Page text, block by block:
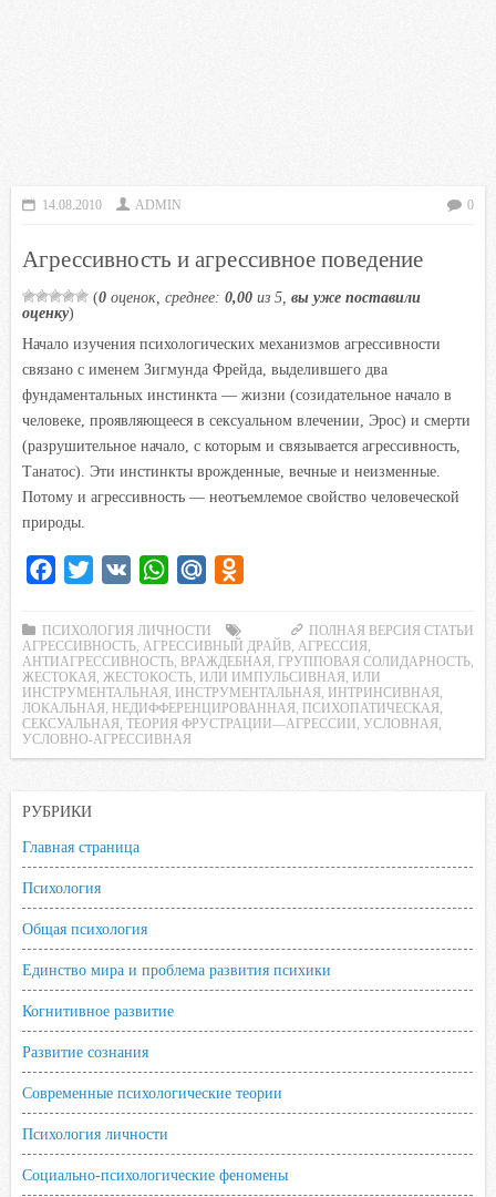
14.08.2010 ADMIN 0
Агрессивность и агрессивное поведение
(0 оценок, среднее: 0,00 из 5, вы уже поставили
оценку)
Начало изучения психологических механизмов агрессивности
связано с именем Зигмунда Фрейда, выделившего два
фундаментальных инстинкта — жизни (созидательное начало в
человеке, проявляющееся в сексуальном влечении, Эрос) и смерти
(разрушительное начало, с которым и связывается агрессивность,
Танатос). Эти инстинкты врожденные, вечные и неизменные.
Потому и агрессивность — неотъемлемое свойство человеческой
природы.
c
e
b
o
o
i
t
t
e
r
W
a
t
s
A
p
i
l
.
R
o
k
l
i
ПОЛНАЯ ВЕРСИЯ СТАТЬИ
ПСИХОЛОГИЯ ЛИЧНОСТИ
АГРЕССИВНОСТЬ АГРЕССИВНЫЙ ДРАЙВ АГРЕССИЯ
АНТИАГРЕССИВНОСТЬ
ВРАЖДЕБНАЯ ГРУППОВАЯ СОЛИДАРНОСТЬ
ЖЕСТОКАЯ
ЖЕСТОКОСТЬ ИЛИ ИМПУЛЬСИВНАЯ
ИЛИ
ИНСТРУМЕНТАЛЬНАЯ
ИНСТРУМЕНТАЛЬНАЯ ИНТРИНСИВНАЯ
ЛОКАЛЬНАЯ
НЕДИФФЕРЕНЦИРОВАННАЯ ПСИХОПАТИЧЕСКАЯ
СЕКСУАЛЬНАЯ
ТЕОРИЯ ФРУСТРАЦИИ—АГРЕССИИ УСЛОВНАЯ
УСЛОВНО-АГРЕССИВНАЯ
РУБРИКИ
Главная страница
Психология
Общая психология
Единство мира и проблема развития психики
Когнитивное развитие
Развитие сознания
Современные психологические теории
Психология личности
Социально-психологические феномены